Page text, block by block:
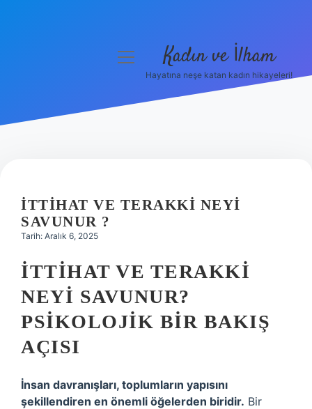
Hakkımızda
menüyü
Kadın ve İlham
Hayatına neşe katan kadın hikayeleri!
İTTIHAT VE TERAKKI NEYI
SAVUNUR ?
Tarih: Aralık 6, 2025
İTTIHAT VE TERAKKI
NEYI SAVUNUR?
PSIKOLOJIK BIR BAKIŞ
AÇISI
İnsan davranışları, toplumların yapısını
şekillendiren en önemli öğelerden biridir. Bir